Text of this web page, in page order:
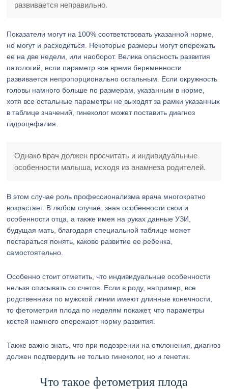
развивается неправильно.
Показатели могут на 100% соответствовать указанной норме,
но могут и расходиться. Некоторые размеры могут опережать
ее на две недели, или наоборот. Велика опасность развития
патологий, если параметр все время беременности
развивается непропорционально остальным. Если окружность
головы намного больше по размерам, указанным в норме,
хотя все остальные параметры не выходят за рамки указанных
в таблице значений, гинеколог может поставить диагноз
гидроцефалия.
Однако врач должен просчитать и индивидуальные
особенности малыша, исходя из анамнеза родителей.
В этом случае роль профессионализма врача многократно
возрастает. В любом случае, зная особенности свои и
особенности отца, а также имея на руках данные УЗИ,
будущая мать, благодаря специальной таблице может
постараться понять, каково развитие ее ребенка,
самостоятельно.
Особенно стоит отметить, что индивидуальные особенности
нельзя списывать со счетов. Если в роду, например, все
родственники по мужской линии имеют длинные конечности,
то фетометрия плода по неделям покажет, что параметры
костей намного опережают норму развития.
Также важно знать, что при подозрении на отклонения, диагноз
должен подтвердить не только гинеколог, но и генетик.
Что такое фетометрия плода